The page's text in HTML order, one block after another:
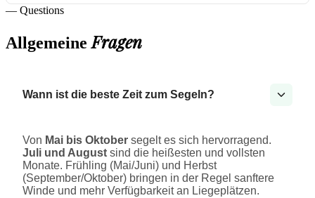
— Questions
AllgemeineFragen
Wann ist die beste Zeit zum Segeln?
Von Mai bis Oktober segelt es sich hervorragend.
Juli und August sind die heißesten und vollsten
Monate. Frühling (Mai/Juni) und Herbst
(September/Oktober) bringen in der Regel sanftere
Winde und mehr Verfügbarkeit an Liegeplätzen.